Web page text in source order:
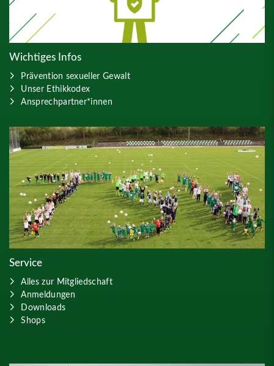
Wichtiges Infos
Prävention sexueller Gewalt
Unser Ethikkodex
Ansprechpartner*innen
Service
Alles zur Mitgliedschaft
Anmeldungen
Downloads
Shops